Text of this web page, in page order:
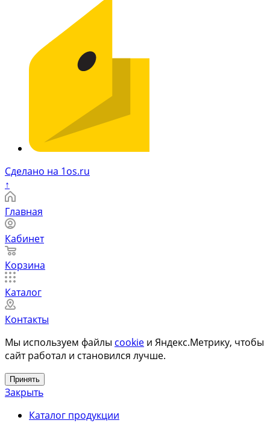
Сделано на 1os.ru
↑
Главная
Кабинет
Корзина
Каталог
Контакты
Мы используем файлы cookie и Яндекс.Метрику, чтобы
сайт работал и становился лучше.
Принять
Закрыть
Каталог продукции